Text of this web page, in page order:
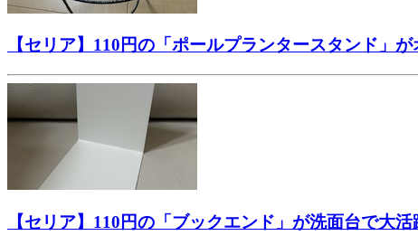
【セリア】110円の「ポールプランタースタンド」
【セリア】110円の「ブックエンド」が洗面台で大